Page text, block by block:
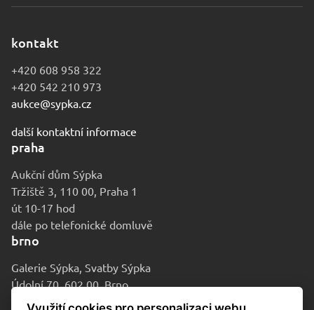
kontakt
+420 608 958 322
+420 542 210 973
aukce@sypka.cz
další kontaktní informace
praha
Aukční dům Sýpka
Tržiště 3, 110 00, Praha 1
út 10-17 hod
dále po telefonické domluvě
brno
Galerie Sýpka, Svatby Sýpka
Údolní 70, 602 00, Brno
po-pá 9-16 hod